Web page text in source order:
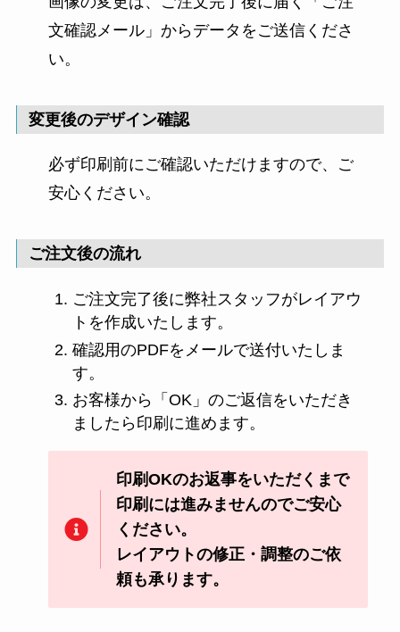
文確認メール」からデータをご送信くださ
い。
変更後のデザイン確認
必ず印刷前にご確認いただけますので、ご
安心ください。
ご注文後の流れ
ご注文完了後に弊社スタッフがレイアウ
トを作成いたします。
確認用のPDFをメールで送付いたしま
す。
お客様から「OK」のご返信をいただき
ましたら印刷に進めます。
印刷OKのお返事をいただくまで
印刷には進みませんのでご安心
ください。
レイアウトの修正・調整のご依
頼も承ります。